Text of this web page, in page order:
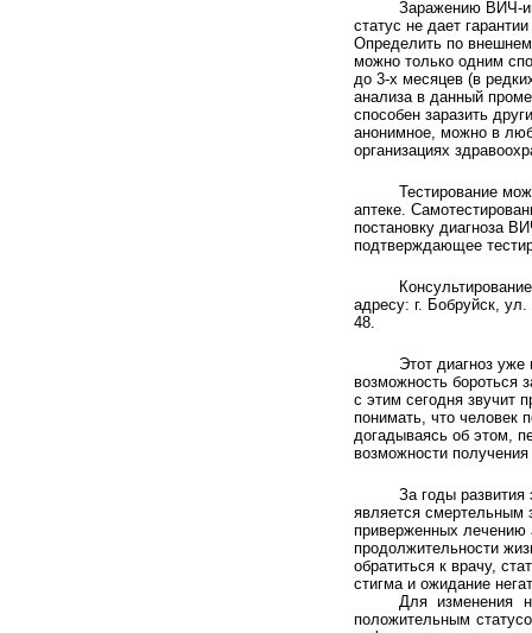
Заражению ВИЧ-
статус не дает
Определить по
можно только одним
до 3-х месяцев (в
анализа в данный
способен заразить
анонимное, можно в
организациях
Тестирование
аптеке.
постановку диагноза
подтверждающее
адресу: г. Бобруйск,
48.
Этот диагноз
возможность бороться
с этим сегодня звучит
понимать, что
догадываясь об этом,
возможности
За годы
является смертельным
приверженных лечению
продолжительности
обратиться к врачу,
стигма и ожидание
Для изменения
положительным